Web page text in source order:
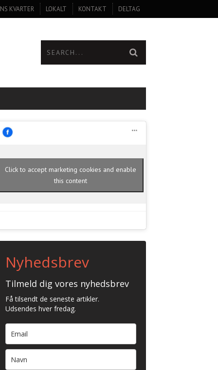
KVARTER LOKALT KONTAKT DELTAG
Click to accept marketing cookies and enable
this content
Nyhedsbrev
Tilmeld dig vores nyhedsbrev
Få tilsendt de seneste artikler.
Udsendes hver fredag.